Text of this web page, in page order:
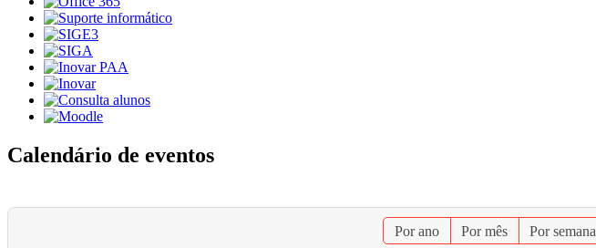
Calendário de eventos
Por ano Por mês Por semana